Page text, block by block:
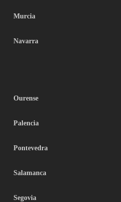
Murcia
Navarra
Ourense
Palencia
Pontevedra
Salamanca
Segovia